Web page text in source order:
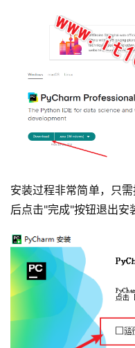
安装过程非常简单，只
后点击"完成"按钮退出安